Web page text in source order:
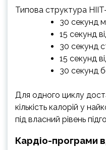
Типова структура
30 секунд
15 секунд
30 секунд
15 секунд
30 секунд
Для одного циклу
кількість калорій у
під власний рівень
Кардіо-програми